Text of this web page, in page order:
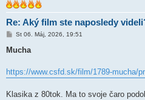
Re: Aký film ste naposledy
P
í
e
v
k
St 06. Máj, 2026, 19:51
Mucha
https://www.csfd.sk/film/1789-mucha/
Klasika z 80tok. Ma to svoje čaro